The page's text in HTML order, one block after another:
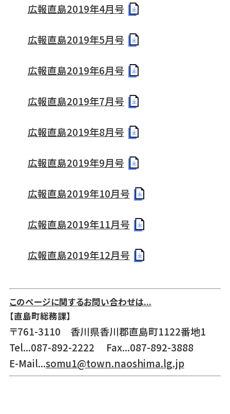
広報直島2019年4月号
広報直島2019年5月号
広報直島2019年6月号
広報直島2019年7月号
広報直島2019年8月号
広報直島2019年9月号
広報直島2019年10月号
広報直島2019年11月号
広報直島2019年12月号
このページに関するお問い合わせは...
【直島町総務課】
〒761-3110 香川県香川郡直島町1122番地1
Tel...087-892-2222 Fax...087-892-3888
E-Mail...somu1@town.naoshima.lg.jp